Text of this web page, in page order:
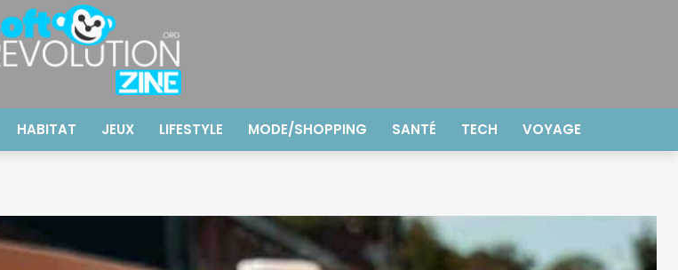
HABITAT JEUX LIFESTYLE MODE/SHOPPING SANTÉ TECH VOYAGE